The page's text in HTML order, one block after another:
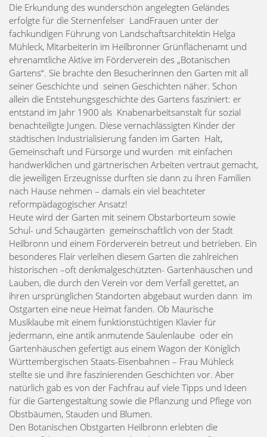
Die Erkundung des wunderschön angelegten Geländes
erfolgte für die Sternenfelser LandFrauen unter der
fachkundigen Führung von Landschaftsarchitektin Helga
Mühleck, Mitarbeiterin im Heilbronner Grünflächenamt und
ehrenamtliche Aktive im Förderverein des „Botanischen
Gartens“. Sie brachte den Besucherinnen den Garten mit all
seiner Geschichte und seinen Geschichten näher. Schon
allein die Entstehungsgeschichte des Gartens fasziniert: er
entstand im Jahr 1900 als Knabenarbeitsanstalt für sozial
benachteiligte Jungen. Diese vernachlässigten Kinder der
städtischen Industrialisierung fanden im Garten Halt,
Gemeinschaft und Fürsorge und wurden mit einfachen
handwerklichen und gärtnerischen Arbeiten vertraut gemacht,
die jeweiligen Erzeugnisse durften sie dann zu ihren Familien
nach Hause nehmen – damals ein viel beachteter
reformpädagogischer Ansatz!
Heute wird der Garten mit seinem Obstarborteum sowie
Schul- und Schaugärten gemeinschaftlich von der Stadt
Heilbronn und einem Förderverein betreut und betrieben. Ein
besonderes Flair verleihen diesem Garten die zahlreichen
historischen –oft denkmalgeschützten- Gartenhäuschen und
Lauben, die durch den Verein vor dem Verfall gerettet, an
ihren ursprünglichen Standorten abgebaut wurden dann im
Ostgarten eine neue Heimat fanden. Ob Maurische
Musiklaube mit einem funktionstüchtigen Klavier für
jedermann, eine antik anmutende Säulenlaube oder ein
Gartenhäuschen gefertigt aus einem Wagon der Königlich
Württembergischen Staats-Eisenbahnen – Frau Mühleck
stellte sie und ihre faszinierenden Geschichten vor. Aber
natürlich gab es von der Fachfrau auf viele Tipps und Ideen
für die Gartengestaltung sowie die Pflanzung und Pflege von
Obstbäumen, Stauden und Blumen.
Den Botanischen Obstgarten Heilbronn erlebten die